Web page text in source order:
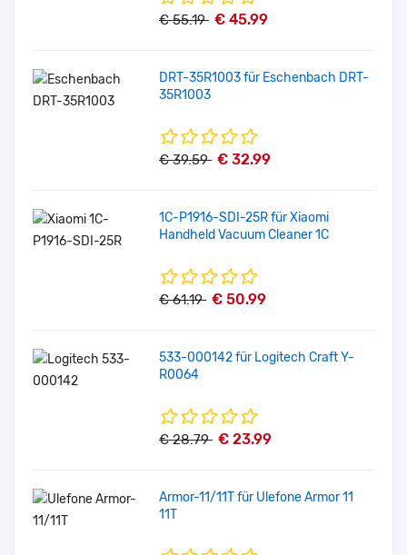
€ 55.19 € 45.99
DRT-35R1003 für Eschenbach DRT-
35R1003
€ 39.59 € 32.99
1C-P1916-SDI-25R für Xiaomi
Handheld Vacuum Cleaner 1C
€ 61.19 € 50.99
533-000142 für Logitech Craft Y-
R0064
€ 28.79 € 23.99
Armor-11/11T für Ulefone Armor 11
11T